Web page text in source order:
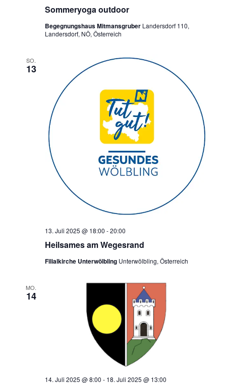
Sommeryoga outdoor
Begegnungshaus Mitmansgruber Landersdorf 110,
Landersdorf, NÖ, Österreich
SO.
13
Heilsames am Wegesrand
13. Juli 2025 @ 18:00 -20:00
Filialkirche Unterwölbling Unterwölbling, Österreich
MO.
14
14. Juli 2025 @ 8:00 - 18. Juli 2025 @ 13:00